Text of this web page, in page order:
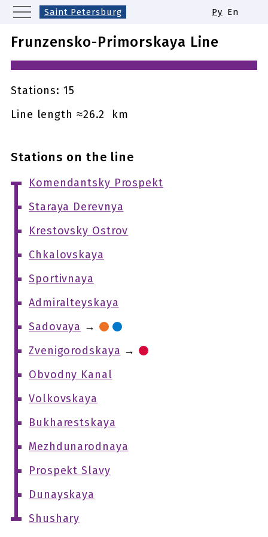
Saint Petersburg
Nizhny Novgorod
Novosibirsk
Samara
Same names of metro stations
Ру En
Frunzensko-Primorskaya Line
Stations: 15
Line length ≈26.2 km
Stations on the line
Komendantsky Prospekt
Staraya Derevnya
Krestovsky Ostrov
Chkalovskaya
Sportivnaya
Admiralteyskaya
Sadovaya →
Zvenigorodskaya →
Obvodny Kanal
Volkovskaya
Bukharestskaya
Mezhdunarodnaya
Prospekt Slavy
Dunayskaya
Shushary